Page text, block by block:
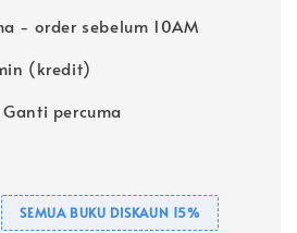
- order sebelum 10AM
(kredit)
percuma
SEMUA BUKU DISKAUN 15%